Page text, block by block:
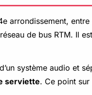
arrondissement,
de bus RTM. Il
système audio et
serviette. Ce point sur